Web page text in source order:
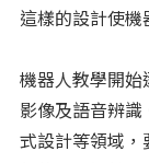
這樣的設計使機
機器人教學開始
影像及語音辨
式設計等領域，